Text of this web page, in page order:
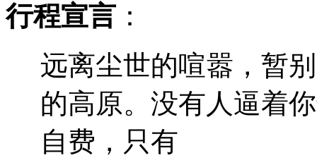
行程宣言：
远离尘世的喧嚣，暂
的高原。没有人逼着
自费，只有